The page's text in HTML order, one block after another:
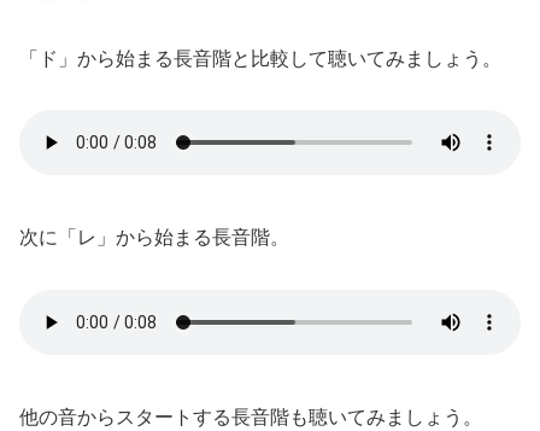
「ド」から始まる長音階と比較して聴いてみましょう。
次に「レ」から始まる長音階。
他の音からスタートする長音階も聴いてみましょう。